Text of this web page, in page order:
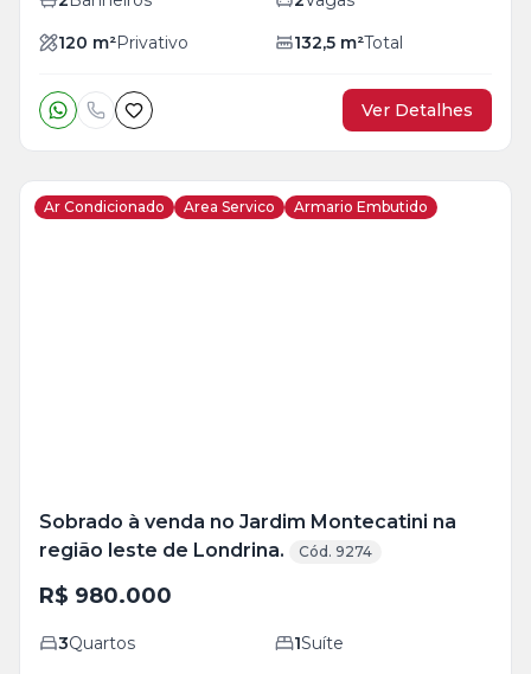
120 m²Privativo 132,5 m²Total
Ver Detalhes
Ar Condicionado Area Servico Armario Embutido
Sobrado à venda no Jardim Montecatini na
região leste de Londrina.
Cód. 9274
R$ 980.000
3Quartos 1Suíte